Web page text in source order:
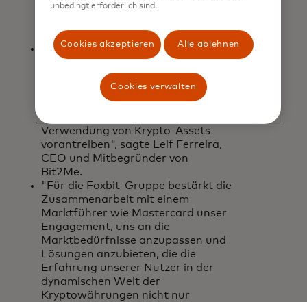
Mastercard Crypto Credential der
Potenzials näher zu bringen."
"Wir sind stolz darauf, unsere
Allianz mit Mastercard weiter zu
vertiefen, mit dem wir das
Engagement für Innovation und die
Entwicklung von Lösungen teilen,
Verwendung von Krypto-Assets
vorantreiben", sagte Leif Ferreira,
CEO und Mitbegründer von
Bit2Me.
"Für die Foxbit-Gruppe bestärkt die
Zusammenarbeit mit einem
Marktführer wie Mastercard unser
Engagement, uns an die
Marktbedürfnisse anzupassen und
Lösungen anzubieten, die die
Erfahrung unserer Nutzer in der
dynamischen Welt der
Kryptowährungen nicht nur
unbedingt erforderlich sind.
Cookies akzeptieren Alle ablehnen
Cookies verwalten